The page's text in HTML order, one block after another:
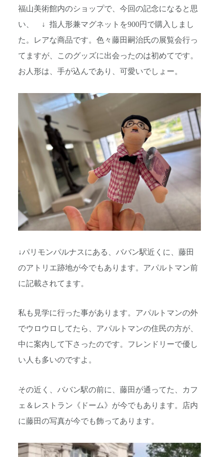
福山美術館内のショップで、今回の記念になると思
い、 ↓ 指人形兼マグネットを900円で購入しまし
た。レアな商品です。色々藤田嗣治氏の展覧会行っ
てますが、このグッズに出会ったのは初めてです。
お人形は、手が込んであり、可愛いでしょー。
↓パリモンパルナスにある、ババン駅近くに、藤田
のアトリエ跡地が今でもあります。アパルトマン前
に記載されてます。
私も見学に行った事があります。アパルトマンの外
でウロウロしてたら、アパルトマンの住民の方が、
中に案内して下さったのです。フレンドリーで優し
い人も多いのですよ。
その近く、ババン駅の前に、藤田が通ってた、カフ
ェ＆レストラン《ドーム》が今でもあります。店内
に藤田の写真が今でも飾ってあります。